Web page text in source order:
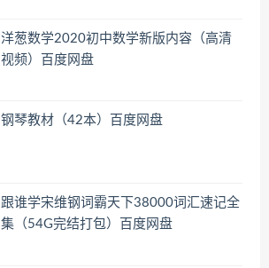
洋葱数学2020初中数学新版内容（高清
视频）百度网盘
钢琴教材（42本）百度网盘
跟谁学宋维钢词霸天下38000词汇速记全
集（54G完结打包）百度网盘